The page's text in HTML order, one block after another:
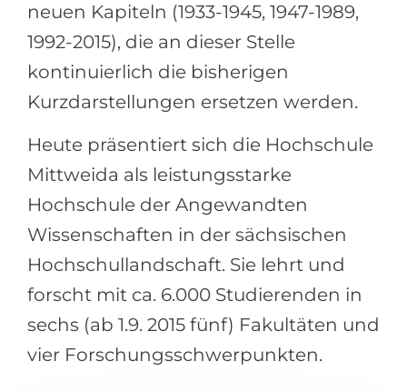
neuen Kapiteln (1933-1945, 1947-1989,
1992-2015), die an dieser Stelle
kontinuierlich die bisherigen
Kurzdarstellungen ersetzen werden.
Heute präsentiert sich die Hochschule
Mittweida als leistungsstarke
Hochschule der Angewandten
Wissenschaften in der sächsischen
Hochschullandschaft. Sie lehrt und
forscht mit ca. 6.000 Studierenden in
sechs (ab 1.9. 2015 fünf) Fakultäten und
vier Forschungsschwerpunkten.